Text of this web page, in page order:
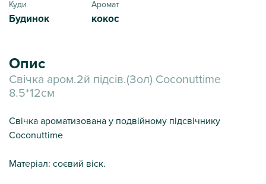
Куди
Будинок
Аромат
кокос
Опис
Свічка аром.2й підсів.(Зол) Coconuttime
8.5*12см
Свічка ароматизована у подвійному підсвічнику
Coconuttime
Матеріал: соєвий віск.